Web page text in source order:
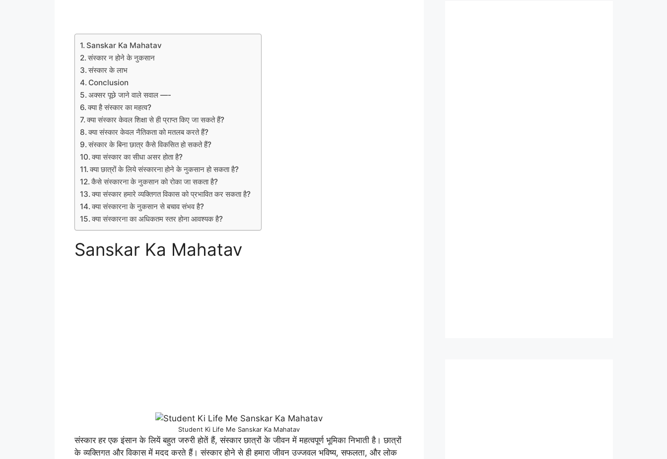
Sanskar Ka Mahatav
संस्कार न होने के नुकसान
संस्कार के लाभ
Conclusion
अक्सर पूछे जाने वाले सवाल —-
क्या है संस्कार का महत्व?
क्या संस्कार केवल शिक्षा से ही प्राप्त किए जा सकते हैं?
क्या संस्कार केवल नैतिकता को मतलब करते हैं?
संस्कार के बिना छात्र कैसे विकसित हो सकते हैं?
क्या संस्कार का सीधा असर होता है?
क्या छात्रों के लिये संस्कारना होने के नुकसान हो सकता है?
कैसे संस्कारना के नुकसान को रोका जा सकता है?
क्या संस्कार हमारे व्यक्तिगत विकास को प्रभावित कर सकता है?
क्या संस्कारना के नुकसान से बचाव संभव है?
क्या संस्कारना का अधिकतम स्तर होना आवश्यक है?
Sanskar Ka Mahatav
Student Ki Life Me Sanskar Ka Mahatav
संस्कार हर एक इंसान के लियें बहुत जरुरी होतें हैं, संस्कार छात्रों के जीवन में महत्वपूर्ण भूमिका निभाती है। छात्रों
के व्यक्तिगत और विकास में मदद करते हैं। संस्कार होने से ही हमारा जीवन उज्जवल भविष्य, सफलता, और लोक